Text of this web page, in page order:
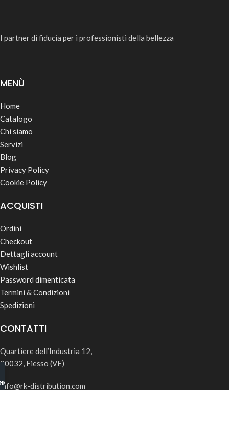
I partner di fiducia per i professionisti della bellezza
MENÙ
Home
Catalogo
Chi siamo
Servizi
Blog
Privacy Policy
Cookie Policy
ACQUISTI
Ordini
Checkout
Dettagli account
Wishlist
Password dimenticata
Termini & Condizioni
Spedizioni
CONTATTI
Quartiere dell’Industria 12,
30032, Fiesso (VE)
info@rk-distribution.com
B2B